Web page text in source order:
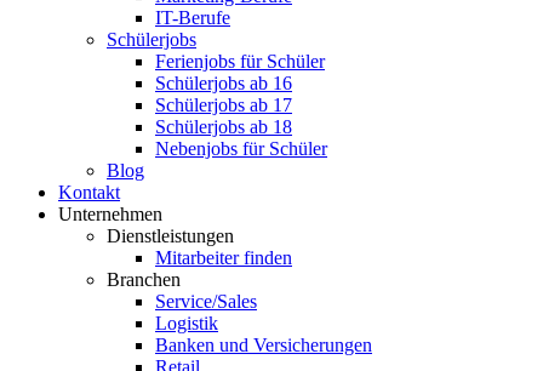
IT-Berufe
Schülerjobs
Ferienjobs für Schüler
Schülerjobs ab 16
Schülerjobs ab 17
Schülerjobs ab 18
Nebenjobs für Schüler
Blog
Kontakt
Unternehmen
Dienstleistungen
Mitarbeiter finden
Branchen
Service/Sales
Logistik
Banken und Versicherungen
Retail